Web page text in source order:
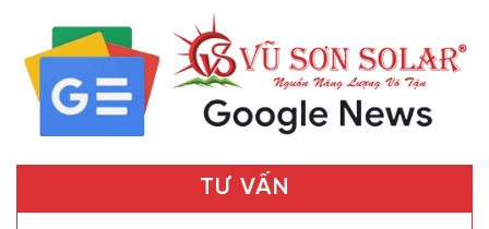
TƯ VẤN